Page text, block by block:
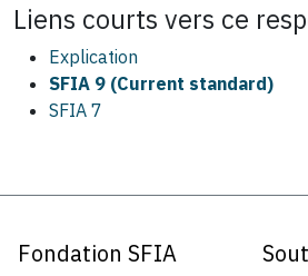
Liens courts vers ce
Explication
SFIA 9 (Current standard)
SFIA 7
Fondation SFIA